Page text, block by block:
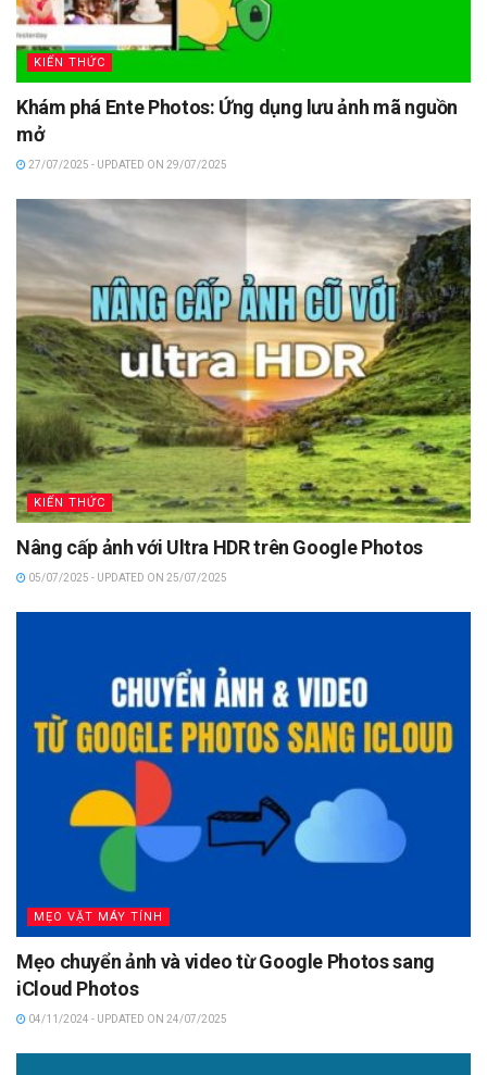
KIẾN THỨC
Khám phá Ente Photos: Ứng dụng lưu ảnh mã nguồn
mở
27/07/2025 - UPDATED ON 29/07/2025
KIẾN THỨC
Nâng cấp ảnh với Ultra HDR trên Google Photos
05/07/2025 - UPDATED ON 25/07/2025
MẸO VẶT MÁY TÍNH
Mẹo chuyển ảnh và video từ Google Photos sang
iCloud Photos
04/11/2024 - UPDATED ON 24/07/2025